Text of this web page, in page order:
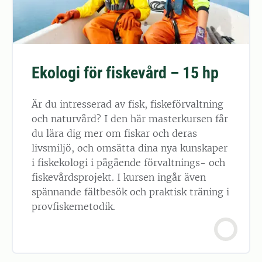
Ekologi för fiskevård – 15 hp
Är du intresserad av fisk, fiskeförvaltning
och naturvård? I den här masterkursen får
du lära dig mer om fiskar och deras
livsmiljö, och omsätta dina nya kunskaper
i fiskekologi i pågående förvaltnings- och
fiskevårdsprojekt. I kursen ingår även
spännande fältbesök och praktisk träning i
provfiskemetodik.